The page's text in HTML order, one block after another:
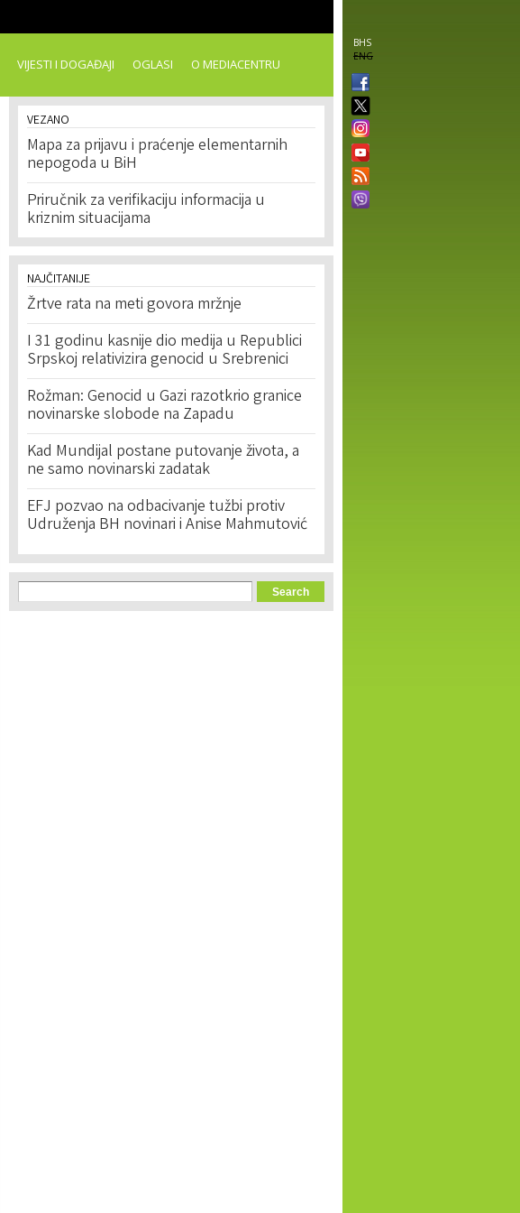
BHS
ENG
VIJESTI I DOGAĐAJI OGLASI O MEDIACENTRU
VEZANO
Mapa za prijavu i praćenje elementarnih
nepogoda u BiH
Priručnik za verifikaciju informacija u
kriznim situacijama
NAJČITANIJE
Žrtve rata na meti govora mržnje
I 31 godinu kasnije dio medija u Republici
Srpskoj relativizira genocid u Srebrenici
Rožman: Genocid u Gazi razotkrio granice
novinarske slobode na Zapadu
Kad Mundijal postane putovanje života, a
ne samo novinarski zadatak
EFJ pozvao na odbacivanje tužbi protiv
Udruženja BH novinari i Anise Mahmutović
Search form
Search